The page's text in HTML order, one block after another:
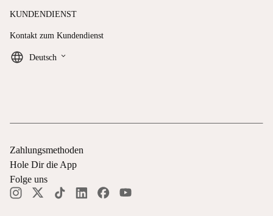
KUNDENDIENST
Kontakt zum Kundendienst
Deutsch keyboard_arrow_down
Zahlungsmethoden
Hole Dir die App
Folge uns